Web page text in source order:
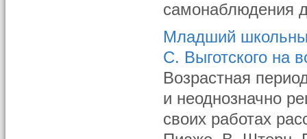
самонаблюдения
Младший
С. Выготского на
Возрастная
и неоднозначно
своих работах